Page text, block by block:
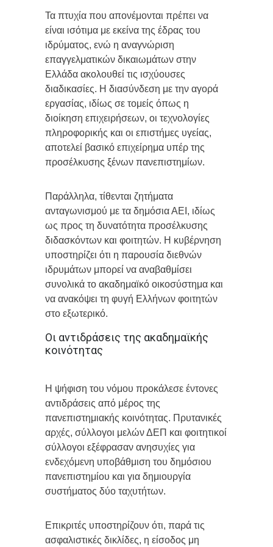
Τα πτυχία που απονέμονται πρέπει να
είναι ισότιμα με εκείνα της έδρας του
ιδρύματος, ενώ η αναγνώριση
επαγγελματικών δικαιωμάτων στην
Ελλάδα ακολουθεί τις ισχύουσες
διαδικασίες. Η διασύνδεση με την αγορά
εργασίας, ιδίως σε τομείς όπως η
διοίκηση επιχειρήσεων, οι τεχνολογίες
πληροφορικής και οι επιστήμες υγείας,
αποτελεί βασικό επιχείρημα υπέρ της
προσέλκυσης ξένων πανεπιστημίων.
Παράλληλα, τίθενται ζητήματα
ανταγωνισμού με τα δημόσια ΑΕΙ, ιδίως
ως προς τη δυνατότητα προσέλκυσης
διδασκόντων και φοιτητών. Η κυβέρνηση
υποστηρίζει ότι η παρουσία διεθνών
ιδρυμάτων μπορεί να αναβαθμίσει
συνολικά το ακαδημαϊκό οικοσύστημα και
να ανακόψει τη φυγή Ελλήνων φοιτητών
στο εξωτερικό.
Οι αντιδράσεις της ακαδημαϊκής
κοινότητας
Η ψήφιση του νόμου προκάλεσε έντονες
αντιδράσεις από μέρος της
πανεπιστημιακής κοινότητας. Πρυτανικές
αρχές, σύλλογοι μελών ΔΕΠ και φοιτητικοί
σύλλογοι εξέφρασαν ανησυχίες για
ενδεχόμενη υποβάθμιση του δημόσιου
πανεπιστημίου και για δημιουργία
συστήματος δύο ταχυτήτων.
Επικριτές υποστηρίζουν ότι, παρά τις
ασφαλιστικές δικλίδες, η είσοδος μη